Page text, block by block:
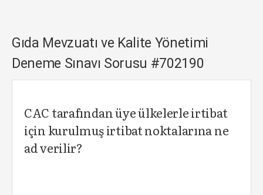
Gıda Mevzuatı ve Kalite Yönetimi
Deneme Sınavı Sorusu #702190
CAC tarafından üye ülkelerle irtibat
için kurulmuş irtibat noktalarına ne
ad verilir?